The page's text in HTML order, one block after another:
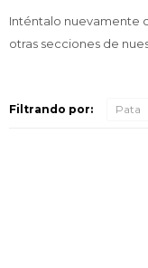
Inténtalo nuevamente
otras secciones de
Filtrando por: Pata